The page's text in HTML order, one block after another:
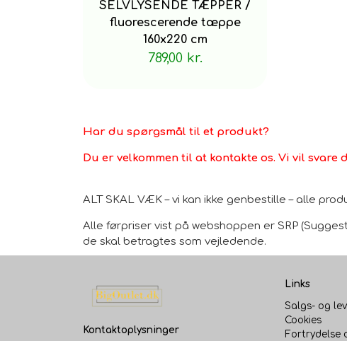
SELVLYSENDE TÆPPER /
fluorescerende tæppe
160x220 cm
789,00 kr.
Har du spørgsmål til et produkt?
Du er velkommen til at kontakte os. Vi vil
ALT SKAL VÆK – vi kan ikke genbestille – alle
Alle førpriser vist på webshoppen er SRP
de skal betragtes som vejledende.
Kontaktoplysninger
Links
Salgs- og
Cookies
Fortrydelse